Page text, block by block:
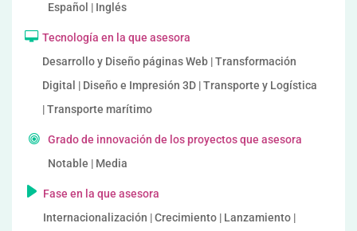
Español | Inglés
Tecnología en la que asesora
Desarrollo y Diseño páginas Web | Transformación
Digital | Diseño e Impresión 3D | Transporte y Logística
| Transporte marítimo
Grado de innovación de los proyectos que asesora
Notable | Media
Fase en la que asesora
Internacionalización | Crecimiento | Lanzamiento |